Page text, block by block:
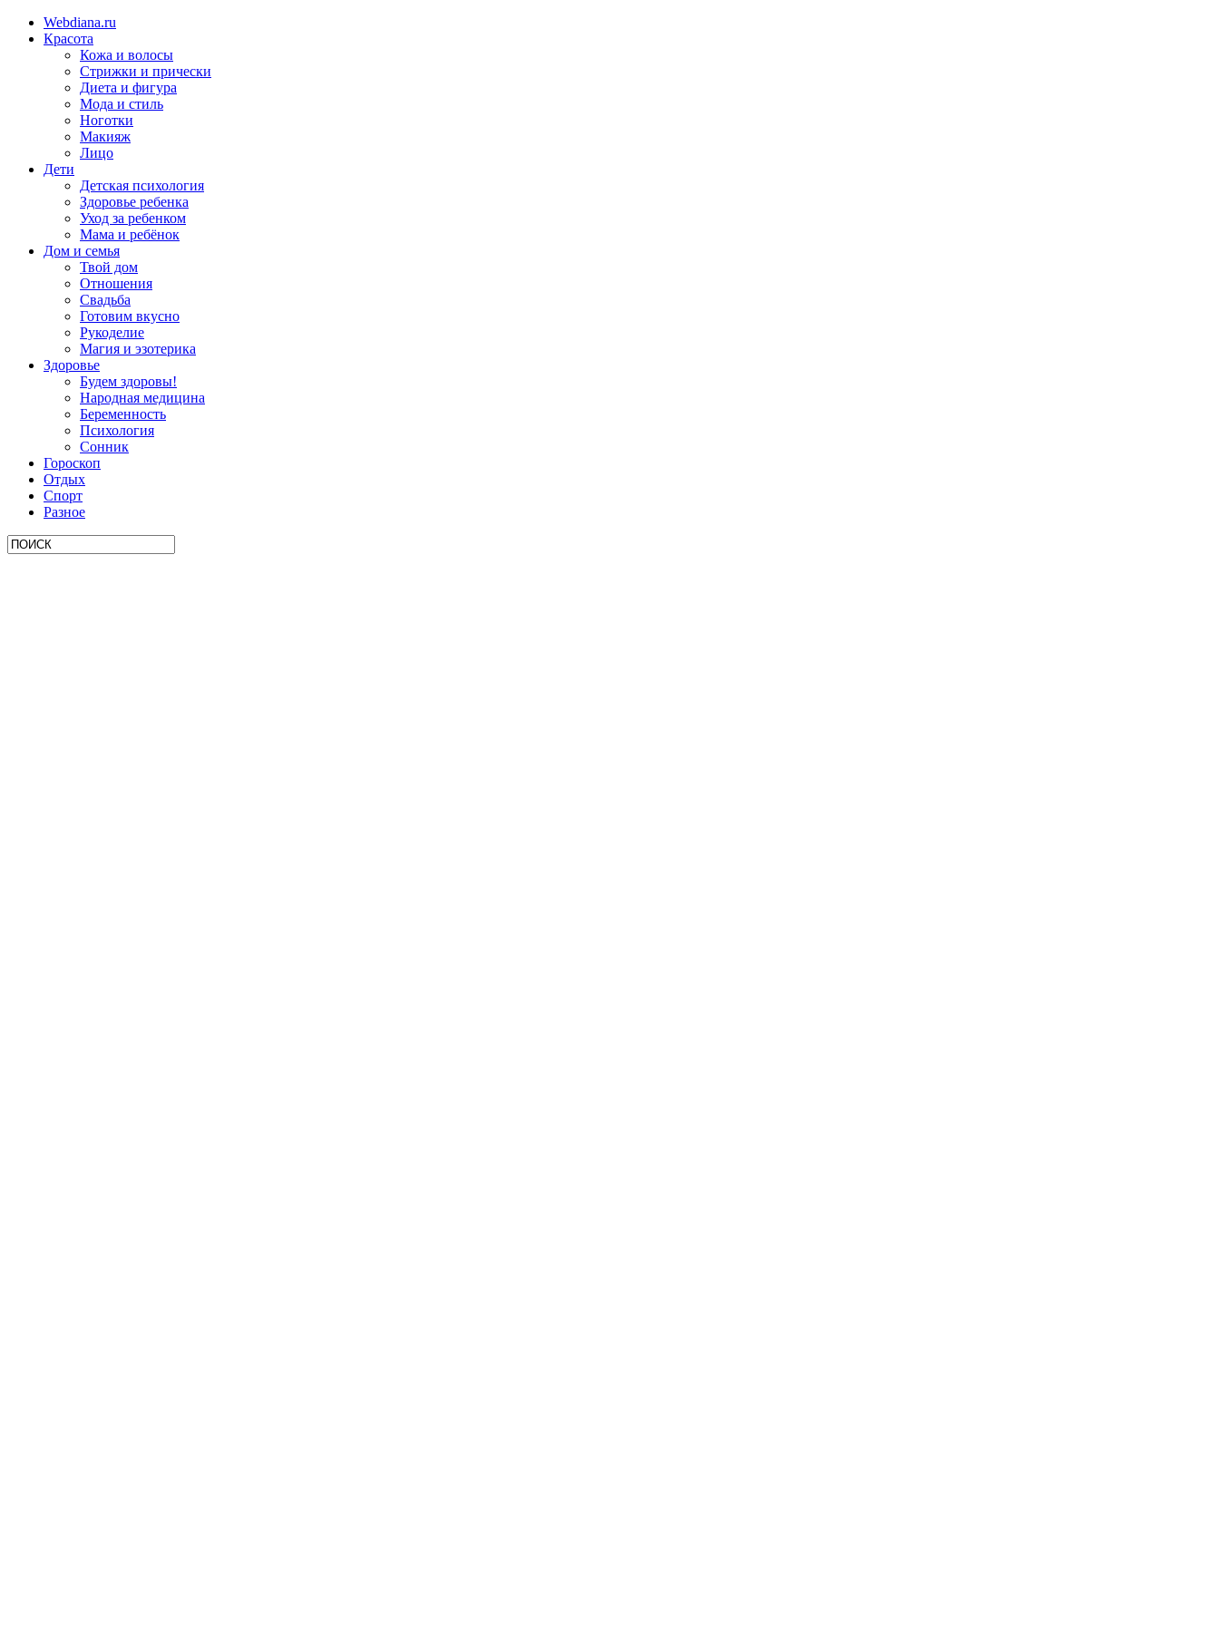
Webdiana.ru
Красота
Кожа и волосы
Стрижки и прически
Диета и фигура
Мода и стиль
Ноготки
Макияж
Лицо
Дети
Детская психология
Здоровье ребенка
Уход за ребенком
Мама и ребёнок
Дом и семья
Твой дом
Отношения
Свадьба
Готовим вкусно
Рукоделие
Магия и эзотерика
Здоровье
Будем здоровы!
Народная медицина
Беременность
Психология
Сонник
Гороскоп
Отдых
Спорт
Разное